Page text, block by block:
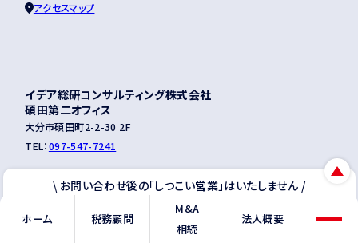
\ お問い合わせ後の「しつこい営業」はいたしません /
LINEから相談
無料相談
ホーム 税務顧問
M&A
相続
法人概要
アクセスマップ
イデア総研コンサルティング株式会社
碩田第二オフィス
大分市碩田町2-2-30 2F
TEL：097-547-7241
アクセスマップ